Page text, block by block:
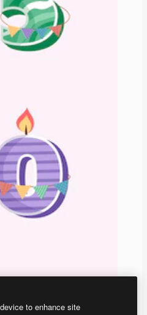
to enhance site